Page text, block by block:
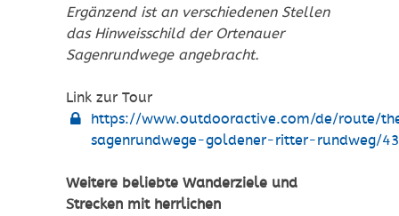
Ergänzend ist an verschiedenen Stellen
das Hinweisschild der Ortenauer
Sagenrundwege angebracht.
Link zur Tour
https://www.outdooractive.com/de/route/
sagenrundwege-goldener-ritter-rundweg/
Weitere beliebte Wanderziele und
Strecken mit herrlichen